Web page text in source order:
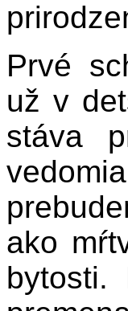
Prvé
už v
stáva
ako
bytosti.